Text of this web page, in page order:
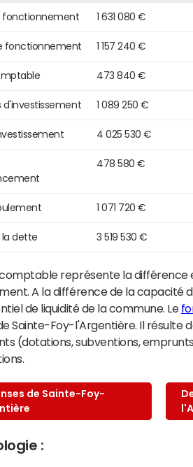
fonctionnement 1 631 080 €
fonctionnement 1 157 240 €
473 840 €
d'investissement 1 089 250 €
4 025 530 €
478 580 €
1 071 720 €
la dette 3 519 530 €
représente la différence
A la différence de la capacité
de liquidité de la commune. Le
Sainte-Foy-l'Argentière. Il résulte
(dotations, subventions,
de Sainte-Foy-
: